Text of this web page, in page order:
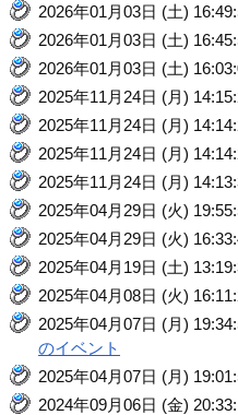
2026年01月03日 (土)
2026年01月03日 (土)
2026年01月03日 (土)
2025年11月24日 (月)
2025年11月24日 (月)
2025年11月24日 (月)
2025年11月24日 (月)
2025年04月29日 (火)
2025年04月29日 (火)
2025年04月19日 (土)
2025年04月08日 (火)
2025年04月07日 (月)
のイベント
2025年04月07日 (月)
2024年09月06日 (金)